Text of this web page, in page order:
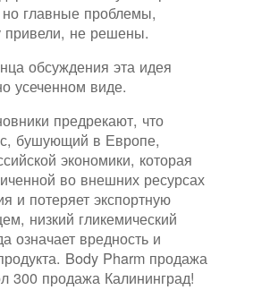
но главные проблемы,
привели, не решены.
обсуждения эта идея
усеченном виде.
предрекают, что
бушующий в Европе,
экономики, которая
во внешних ресурсах
и потеряет экспортную
низкий гликемический
означает вредность и
Body Pharm продажа
300 продажа Калининград!